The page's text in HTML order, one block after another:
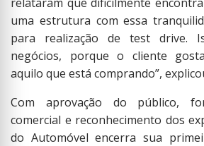
uma estrutura com essa
para realização de test drive.
negócios, porque o cliente
aquilo que está comprando”,
Com aprovação do público,
comercial e reconhecimento dos
do Automóvel encerra sua